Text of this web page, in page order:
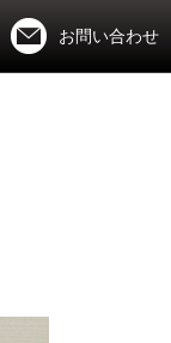
お問い合わせ